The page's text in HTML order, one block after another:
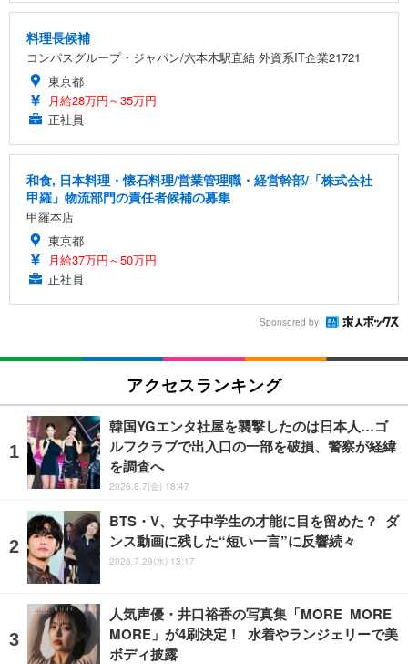
料理長候補
コンパスグループ・ジャパン/六本木駅直結 外資系IT企業21721
東京都
月給28万円～35万円
正社員
和食, 日本料理・懐石料理/営業管理職・経営幹部/「株式会社
甲羅」物流部門の責任者候補の募集
甲羅本店
東京都
月給37万円～50万円
正社員
Sponsored by
アクセスランキング
韓国YGエンタ社屋を襲撃したのは日本人…ゴ
ルフクラブで出入口の一部を破損、警察が経緯
を調査へ
2026.8.7(金) 18:47
BTS・V、女子中学生の才能に目を留めた？ ダ
ンス動画に残した“短い一言”に反響続々
2026.7.29(水) 13:17
人気声優・井口裕香の写真集「MORE MORE
MORE」が4刷決定！ 水着やランジェリーで美
ボディ披露